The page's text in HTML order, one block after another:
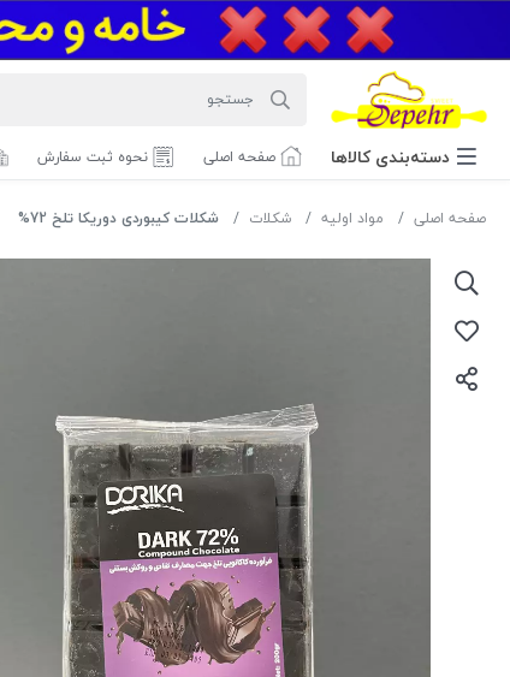
دسته‌بندی‌ کالاها صفحه اصلی نحوه ثبت سفارش
صفحه اصلی مواد اولیه شکلات شکلات کیبوردی دوریکا تلخ 72%